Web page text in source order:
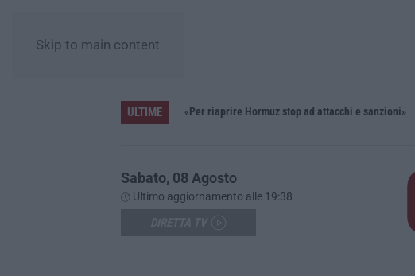
Skip to main content
ULTIME
Pride, la “prima volta” dell’onda arcobaleno a Catanzaro. In migliaia in marcia per i diritti e la libertà – FOTO «Per riaprire Hormuz stop ad attacchi e sanzioni»
Sabato, 08 Agosto
Ultimo aggiornamento alle 19:38